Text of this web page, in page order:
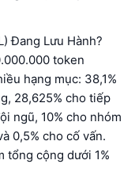
Đang Lưu Hành?
token
hạng mục: 38,1%
28,625% cho tiếp
ngũ, 10% cho nhóm
0,5% cho cố vấn.
tổng cộng dưới 1%